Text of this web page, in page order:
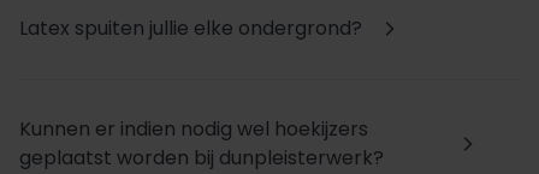
Latex spuiten jullie elke ondergrond? arrow_forward_ios
Kunnen er indien nodig wel hoekijzers
geplaatst worden bij dunpleisterwerk?
arrow_forward_ios